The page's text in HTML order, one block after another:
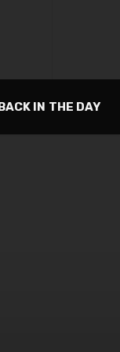
IN THE DAY